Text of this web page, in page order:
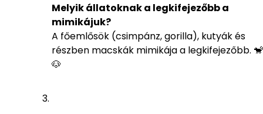
Melyik állatoknak a legkifejezőbb a
mimikájuk?
A főemlősök (csimpánz, gorilla), kutyák és
részben macskák mimikája a legkifejezőbb. 🐒
🐶